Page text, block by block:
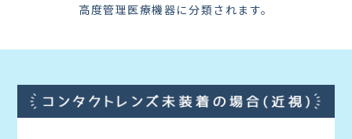
高度管理医療機器に分類されます。